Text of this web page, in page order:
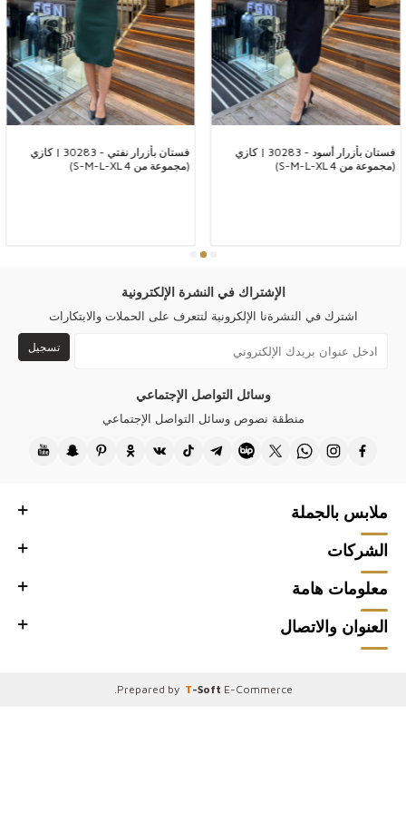
وفي الدعوات واجتماعات الأصدقاء. علاوة على ذلك، توفر التصميمات التي تجمع
بين الأناقة والراحة مظهرًا ملفتًا للنظر في أي بيئة.
لماذا يجب عليك اختيار فساتين الجودة؟
أحد أسباب تفضيل هذه الفساتين هو متانتها العالية واحتفاظها بالشكل على
المدى الطويل. جودة الصنعة تتجاوز توقعات المستخدمين. هذه الفساتين مفضلة
عند شراء البوتيكات بالجملة، وهي تجذب المستخدمين من جميع الأعمار بفضل
الموضة في كل موسم.
اجذبوا عملائكم بأرقى التصاميم التي تجمع بين الجودة والأناقة. مع كازي، تمتعوا
●شكرًا لك على زيارة Kazee Official، موقع البيع بالجملة لمتجر بيع الملابس
فستان بأزرار أسود - 30283 | كازي
(مجموعة من 4 S-M-L-XL)
فستان بأزرار نفتي - 30283 | كازي
(مجموعة من 4 S-M-L-XL)
الإشتراك في النشرة الإلكترونية
اشترك في النشرةنا الإلكرونية لتتعرف على الحملات والابتكارات
تسجيل
وسائل التواصل الإجتماعي
منطقة نصوص وسائل التواصل الإجتماعي
ملابس بالجملة
الشركات
معلومات هامة
العنوان والاتصال
Prepared by T-Soft E-Commerce
.